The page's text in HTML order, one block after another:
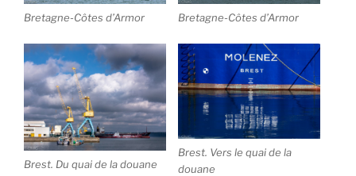
Bretagne-Côtes d’Armor Bretagne-Côtes d’Armor
Brest. Du quai de la douane
Brest. Vers le quai de la
douane